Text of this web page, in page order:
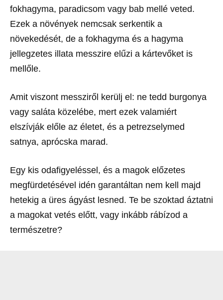
fokhagyma, paradicsom vagy bab mellé veted.
Ezek a növények nemcsak serkentik a
növekedését, de a fokhagyma és a hagyma
jellegzetes illata messzire elűzi a kártevőket is
mellőle.
Amit viszont messziről kerülj el: ne tedd burgonya
vagy saláta közelébe, mert ezek valamiért
elszívják előle az életet, és a petrezselymed
satnya, aprócska marad.
Egy kis odafigyeléssel, és a magok előzetes
megfürdetésével idén garantáltan nem kell majd
hetekig a üres ágyást lesned. Te be szoktad áztatni
a magokat vetés előtt, vagy inkább rábízod a
természetre?